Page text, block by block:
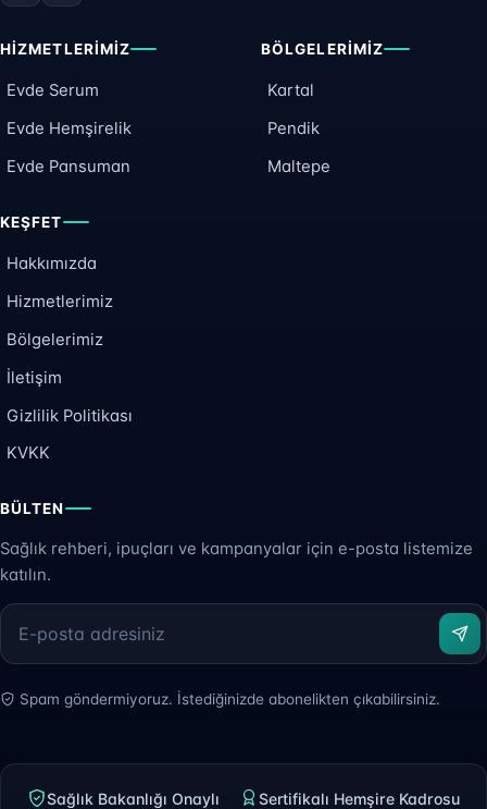
HIZMETLERIMIZ
Evde Serum
Evde Hemşirelik
Evde Pansuman
BÖLGELERIMIZ
Kartal
Pendik
Maltepe
KEŞFET
Hakkımızda
Hizmetlerimiz
Bölgelerimiz
İletişim
Gizlilik Politikası
KVKK
BÜLTEN
Sağlık rehberi, ipuçları ve kampanyalar için e-posta listemize
katılın.
Spam göndermiyoruz. İstediğinizde abonelikten çıkabilirsiniz.
Sağlık Bakanlığı Onaylı
Sertifikalı Hemşire Kadrosu